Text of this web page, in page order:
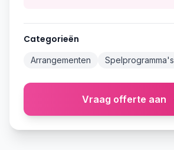
Categorieën
Arrangementen Spelprogramma's
Vraag offerte aan